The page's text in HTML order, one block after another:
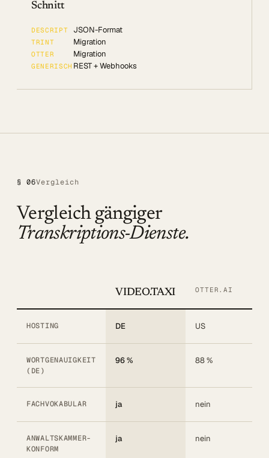
Schnitt
DESCRIPT JSON-Format
TRINT Migration
OTTER Migration
GENERISCH REST + Webhooks
§ 06Vergleich
Vergleich gängiger
Transkriptions-Dienste.
VIDEO.TAXI OTTER.AI
HOSTING DE US
WORTGENAUIGKEIT
(DE)
96 % 88 %
FACHVOKABULAR ja nein
ANWALTSKAMMER-
KONFORM
ja nein